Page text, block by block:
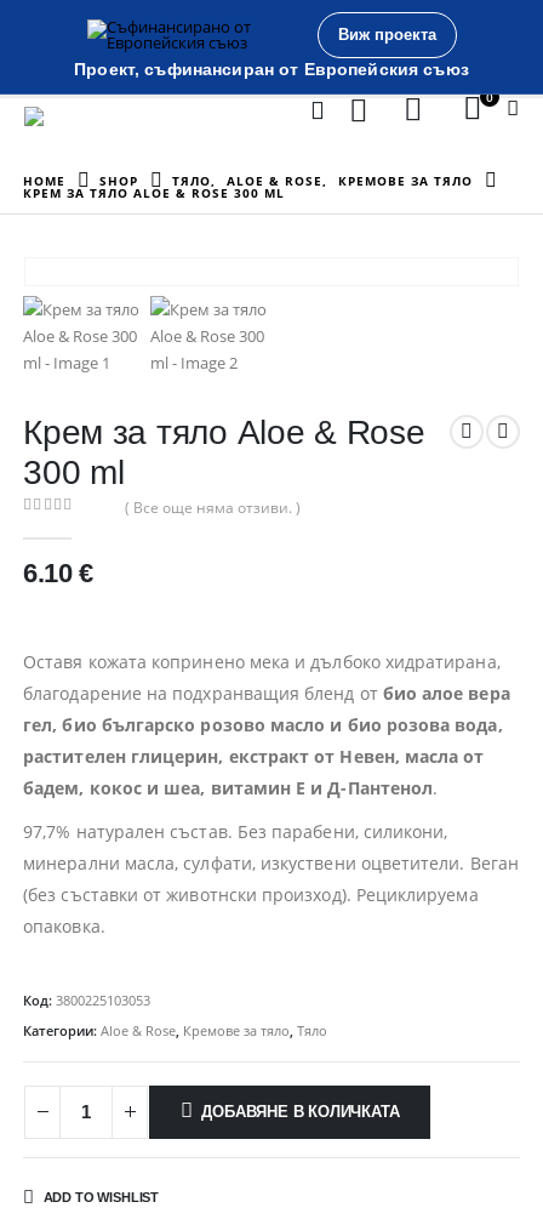
Проект, съфинансиран от Европейския съюз
Виж проекта
0
HOME SHOP ТЯЛО, ALOE & ROSE, КРЕМОВЕ ЗА ТЯЛО
КРЕМ ЗА ТЯЛО ALOE & ROSE 300 ML
Крем за тяло Aloe & Rose
300 ml
( Все още няма отзиви. )
6.10 €
Оставя кожата копринено мека и дълбоко хидратирана,
благодарение на подхранващия бленд от био алое вера
гел, био българско розово масло и био розова вода,
растителен глицерин, екстракт от Невен, масла от
бадем, кокос и шеа, витамин Е и Д-Пантенол.
97,7% натурален състав. Без парабени, силикони,
минерални масла, сулфати, изкуствени оцветители. Веган
(без съставки от животнски произход). Рециклируема
опаковка.
Код: 3800225103053
Категории:Aloe & Rose, Кремове за тяло,Тяло
ДОБАВЯНЕ В КОЛИЧКАТА
ADD TO WISHLIST